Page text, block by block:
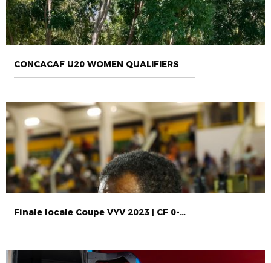
CONCACAF U20 WOMEN QUALIFIERS
Finale locale Coupe VYV 2023 | CF 0-2 GL